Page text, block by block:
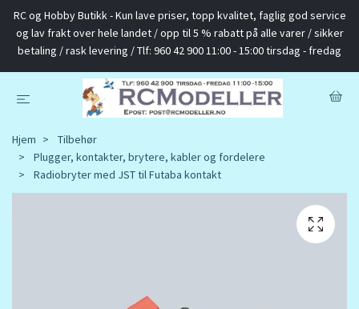
RC og Hobby Butikk - Kun lave priser, topp kvalitet, faglig god service
og lav frakt over hele landet / opp til 5 % rabatt på alle varer / sikker
betaling / rask levering / Tlf: 960 42 900 11:00 - 15:00 tirsdag - fredag
Hjem
Tilbehør
Plugger, kontakter, brytere, kabler og fordelere
Radiobryter med JST til Futaba kontakt